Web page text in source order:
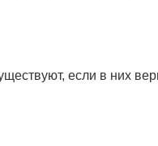
если в них